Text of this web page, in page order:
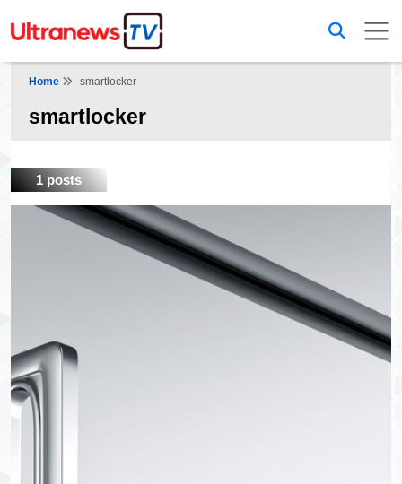
Home smartlocker
smartlocker
1 posts